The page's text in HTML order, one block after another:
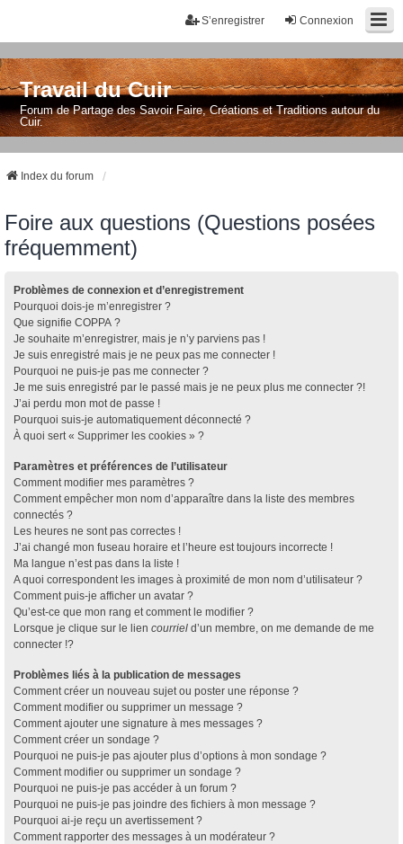
Connexion
S’enregistrer
Travail du Cuir
Forum de Partage des Savoir Faire, Créations et Traditions autour du
Cuir.
Index du forum
Foire aux questions (Questions posées
fréquemment)
Problèmes de connexion et d’enregistrement
Pourquoi dois-je m’enregistrer ?
Que signifie COPPA ?
Je souhaite m’enregistrer, mais je n’y parviens pas !
Je suis enregistré mais je ne peux pas me connecter !
Pourquoi ne puis-je pas me connecter ?
Je me suis enregistré par le passé mais je ne peux plus me connecter ?!
J’ai perdu mon mot de passe !
Pourquoi suis-je automatiquement déconnecté ?
À quoi sert « Supprimer les cookies » ?
Paramètres et préférences de l’utilisateur
Comment modifier mes paramètres ?
Comment empêcher mon nom d’apparaître dans la liste des membres
connectés ?
Les heures ne sont pas correctes !
J’ai changé mon fuseau horaire et l’heure est toujours incorrecte !
Ma langue n’est pas dans la liste !
A quoi correspondent les images à proximité de mon nom d’utilisateur ?
Comment puis-je afficher un avatar ?
Qu’est-ce que mon rang et comment le modifier ?
Lorsque je clique sur le lien courriel d’un membre, on me demande de me
connecter !?
Problèmes liés à la publication de messages
Comment créer un nouveau sujet ou poster une réponse ?
Comment modifier ou supprimer un message ?
Comment ajouter une signature à mes messages ?
Comment créer un sondage ?
Pourquoi ne puis-je pas ajouter plus d’options à mon sondage ?
Comment modifier ou supprimer un sondage ?
Pourquoi ne puis-je pas accéder à un forum ?
Pourquoi ne puis-je pas joindre des fichiers à mon message ?
Pourquoi ai-je reçu un avertissement ?
Comment rapporter des messages à un modérateur ?